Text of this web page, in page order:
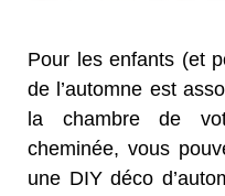
Pour les enfants (et
de l’automne est
la chambre de
cheminée, vous
une DIY déco